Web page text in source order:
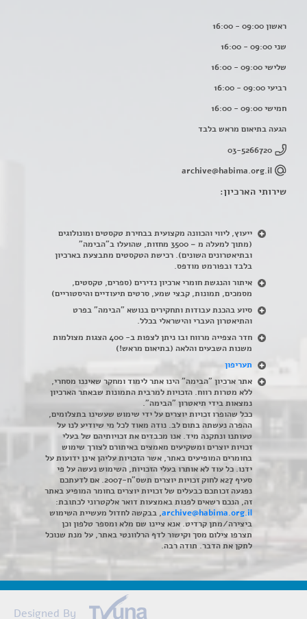
ראשון 09:00 - 16:00
שני 09:00 - 16:00
שלישי 09:00 - 16:00
רביעי 09:00 - 16:00
חמישי 09:00 - 16:00
הגעה בתיאום מראש בלבד
03-5266720
archive@habima.org.il
שירותי הארכיון:
ייעוץ, ליווי והכוונה מקצועית בבחירת טקסטים ומונולוגים
(מתוך למעלה מ – 3500 מחזות, שהועלו ב"הבימה"
ובתיאטרונים השונים). רכישת הטקסטים מתבצעת בארכיון
בלבד ובפורמט מודפס.
איתור והנגשת חומרי ארכיון נדירים (ספרים, טקסטים,
מסמכים, תמונות, קבצי שמע, סרטים תיעודיים והיסטוריים)
סיוע בהכנת עבודות ותחקירים בנושא "הבימה" בפרט
והתיאטרון העברי והישראלי בכלל.
חדר הצפייה מרווח ובו ניתן לצפות ב- 400 הצגות מצולמות
משנות השבעים והלאה (בתיאום מראש!)
תעריפון
אתר ארכיון "הבימה" הינו אתר לימוד ומחקר שאיננו מסחרי,
ללא מטרות רווח. הזכויות למרבית התמונות שבאתר הארכיון
נמצאות בידי תיאטרון "הבימה".
ככל שהופרו זכויות יוצרים על ידי שימוש שעשינו בתצלומים,
ההפרה נעשתה בתום לב. נודה מאוד לכל מי שיודיע לנו על
טעותנו ונתקנה מיד. אנו מכבדים את זכויותיהם של בעלי
זכויות יוצרים ומשקיעים מאמצים באיתורם לצורך שימוש
בחומרים המופיעים באתר, אשר הזכויות עליהן אינן ידועות על
ידנו. כל עוד לא אותרו בעלי הזכויות, השימוש נעשה על פי
סעיף 27א לחוק זכויות יוצרים תשס"ח-2007. אם לדעתכם
נפגעה זכותכם כבעלים של זכויות יוצרים בחומר המופיע באתר
זה, הנכם רשאים לפנות באמצעות דואר אלקטרוני לכתובת:
archive@habima.org.il, בבקשה לחדול מעשיית השימוש
ביצירה/מתן קרדיט. אנא ציינו שם מלא ומספר טלפון וכן
תצרפו צילום מסך וקישור לדף הרלוונטי באתר, על מנת שנוכל
לתקן את הדבר. תודה רבה.
Designed By